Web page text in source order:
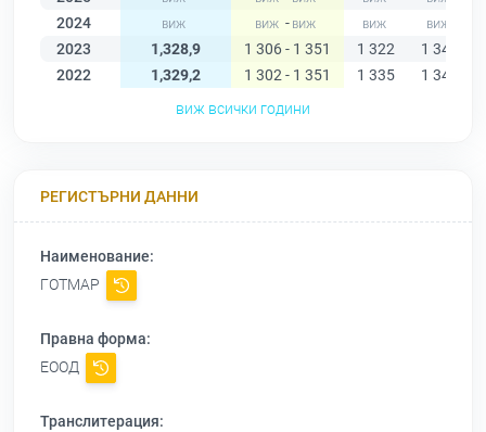
2024
-
2023
1,328,9 1 306 - 1 351 1 322 1 346
2022
1,329,2 1 302 - 1 351 1 335 1 340
виж всички години
РЕГИСТЪРНИ ДАННИ
Наименование:
ГОТМАР
Правна форма:
ЕООД
Транслитерация: